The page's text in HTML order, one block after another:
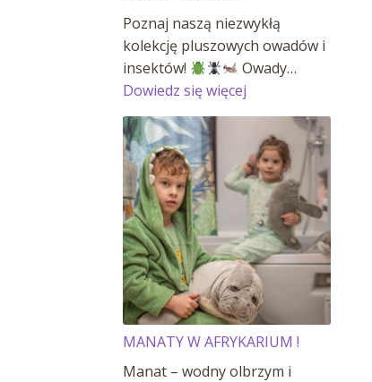
Poznaj naszą niezwykłą
kolekcję pluszowych owadów i
insektów!
Owady…
Dowiedz się więcej:
OWADY
INSEKTY
MANATY W AFRYKARIUM !
Manat – wodny olbrzym i